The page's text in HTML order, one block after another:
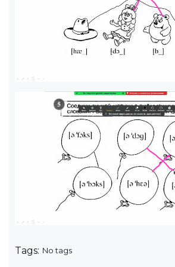
Tags: No tags